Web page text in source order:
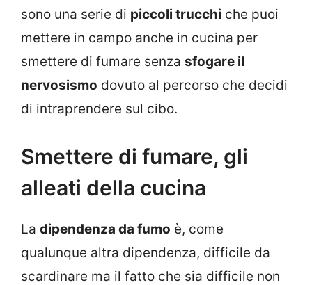
sono una serie di piccoli trucchi che puoi
mettere in campo anche in cucina per
smettere di fumare senza sfogare il
nervosismo dovuto al percorso che decidi
di intraprendere sul cibo.
Smettere di fumare, gli
alleati della cucina
La dipendenza da fumo è, come
qualunque altra dipendenza, difficile da
scardinare ma il fatto che sia difficile non